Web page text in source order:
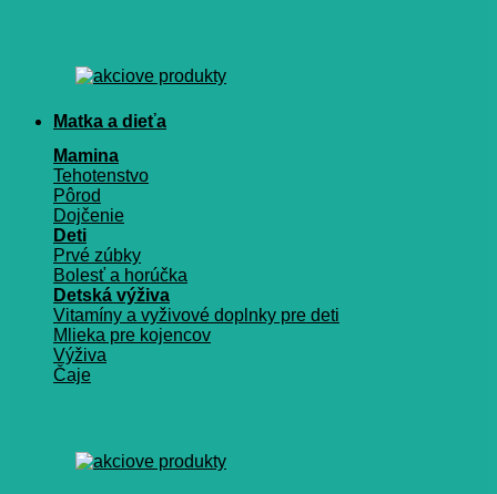
Matka a dieťa
Mamina
Tehotenstvo
Pôrod
Dojčenie
Deti
Prvé zúbky
Bolesť a horúčka
Detská výživa
Vitamíny a vyživové doplnky pre deti
Mlieka pre kojencov
Výživa
Čaje